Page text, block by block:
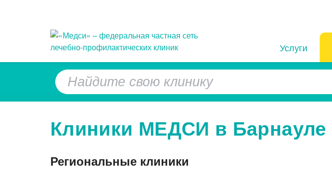
Услуги
Популярные запросы
Анализ ПСА (простатический
Приём врача-
Лабораторная диагностика
Прием стоматолога
Колоноскопия под наркозом
Прием кардиолога
Клиники МЕДСИ в Барнауле
Региональные клиники